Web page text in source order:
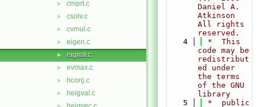
► cmprt.c
► csolv.c
► cvmul.c
► eigen.c
► eigval.c
► evmax.c
► hconj.c
► heigval.c
Daniel A.
Atkinson
All rights
reserved.
    4
*  This
code may be
redistribut
ed under
the terms
of the GNU
library
    5
*  public